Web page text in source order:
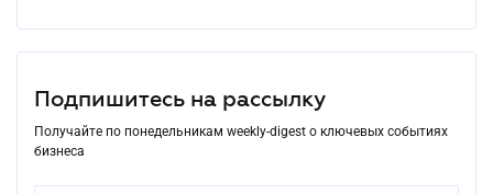
Подпишитесь на рассылку
Получайте по понедельникам weekly-digest о ключевых событиях
бизнеса